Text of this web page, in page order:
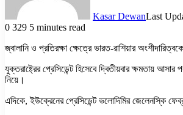
Kasar DewanLast
0 329 5 minutes read
জ্বালানি ও প্রতিরক্ষা ক্ষেত্রে ভারত-রাশিয়ার
যুক্তরাষ্ট্রের প্রেসিডেন্ট হিসেবে দ্বিতীয়বার ক্ষমতায়
নিয়ে।
এদিকে, ইউক্রেনের প্রেসিডেন্ট ভলোদিমির জেলেনস্কি